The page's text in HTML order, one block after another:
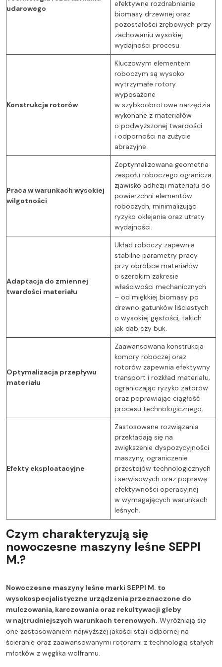
udarowego
efektywne rozdrabnianie
biomasy drzewnej oraz
pozostałości zrębowych przy
zachowaniu wysokiej
wydajności procesu.
Konstrukcja rotorów
Kluczowym elementem
roboczym są wysoko
wytrzymałe rotory
wyposażone
w szybkoobrotowe narzędzia
wykonane z materiałów
o podwyższonej twardości
i odporności na zużycie
abrazyjne.
Praca w warunkach wysokiej
wilgotności
Zoptymalizowana geometria
zespołu roboczego ogranicza
zjawisko adhezji materiału do
powierzchni elementów
roboczych, minimalizując
ryzyko oklejania oraz utraty
wydajności.
Adaptacja do zmiennej
twardości materiału
Układ roboczy zapewnia
stabilne parametry pracy
przy obróbce materiałów
o szerokim zakresie
właściwości mechanicznych
– od miękkiej biomasy po
drewno gatunków liściastych
o wysokiej gęstości, takich
jak dąb czy buk.
Optymalizacja przepływu
materiału
Zaawansowana konstrukcja
komory roboczej oraz
rotorów zapewnia efektywny
transport i rozkład materiału,
ograniczając ryzyko zatorów
oraz poprawiając ciągłość
procesu technologicznego.
Efekty eksploatacyjne
Zastosowane rozwiązania
przekładają się na
zwiększenie dyspozycyjności
maszyny, ograniczenie
przestojów technologicznych
i serwisowych oraz poprawę
efektywności operacyjnej
w wymagających warunkach
leśnych.
Czym charakteryzują się
nowoczesne maszyny leśne SEPPI
M.?
Nowoczesne maszyny leśne marki SEPPI M. to
wysokospecjalistyczne urządzenia przeznaczone do
mulczowania, karczowania oraz rekultywacji gleby
w najtrudniejszych warunkach terenowych. Wyróżniają się
one zastosowaniem najwyższej jakości stali odpornej na
ścieranie oraz zaawansowanymi rotorami z technologią stałych
młotków z węglika wolframu.